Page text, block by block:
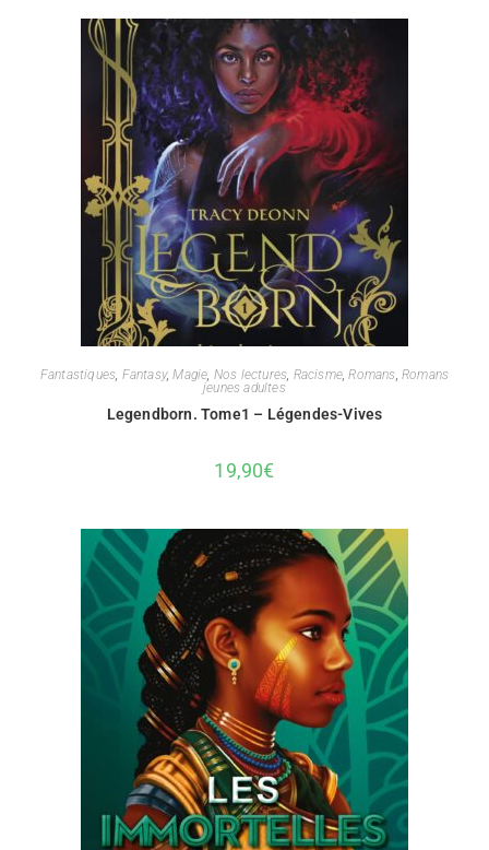
Fantastiques Fantasy,Magie Nos lectures Racisme ,Romans ,Romans
jeunes adultes
Legendborn. Tome1 – Légendes-Vives
19,90€